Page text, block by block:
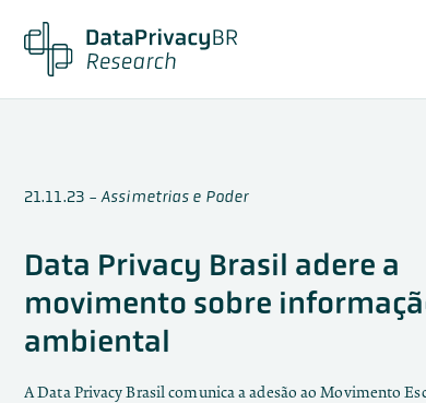
21.11.23 -Assimetrias e Poder
Data Privacy Brasil adere a
movimento sobre
ambiental
A Data Privacy Brasil comunica a adesão ao Movimento